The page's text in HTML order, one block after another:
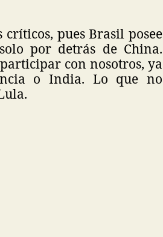
pues Brasil posee
por detrás de China.
con nosotros, ya
o India. Lo que no